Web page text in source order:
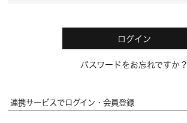
ログイン
パスワードをお忘れですか？
連携サービスでログイン・会員登録